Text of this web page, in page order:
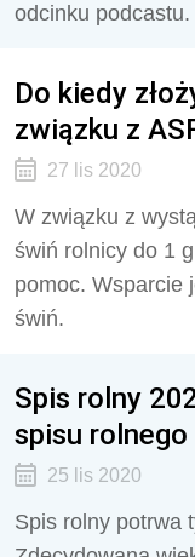
odcinku podcastu.
Do kiedy
związku z
27 lis 2020
W związku z
świń rolnicy do 1
pomoc. Wsparcie
świń.
Spis rolny
spisu rolnego
25 lis 2020
Spis rolny potrwa